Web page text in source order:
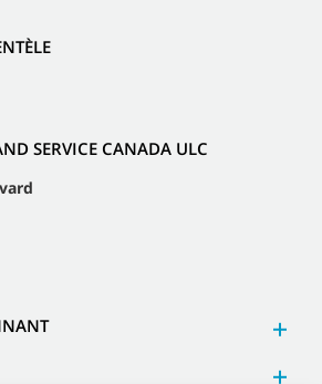
SERVICE CANADA ULC